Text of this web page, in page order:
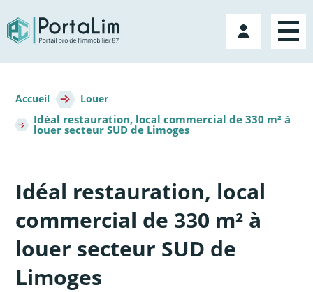
directement
au
contenu
Mon
compte
d'Ariane
Accueil Louer
Idéal restauration, local commercial de 330 m² à
louer secteur SUD de Limoges
Idéal restauration, local
commercial de 330 m² à
louer secteur SUD de
Limoges